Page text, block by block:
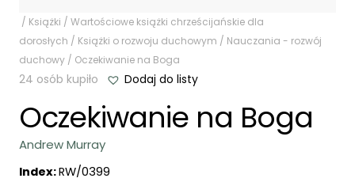
/ Książki / Wartościowe książki chrześcijańskie dla
dorosłych / Książki o rozwoju duchowym / Nauczania - rozwój
duchowy / Oczekiwanie na Boga
24 osób kupiło Dodaj do listy
Oczekiwanie na Boga
Andrew Murray
Index:RW/0399